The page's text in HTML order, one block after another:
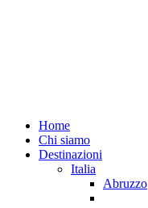
Home
Chi siamo
Destinazioni
Italia
Abruzzo